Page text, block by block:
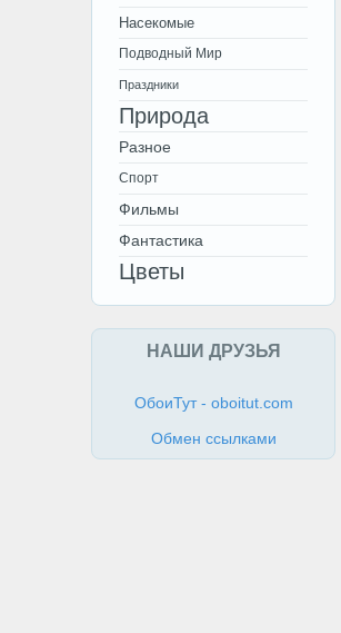
Насекомые
Подводный Мир
Праздники
Природа
Разное
Спорт
Фильмы
Фантастика
Цветы
НАШИ ДРУЗЬЯ
ОбоиТут - oboitut.com
Обмен ссылками